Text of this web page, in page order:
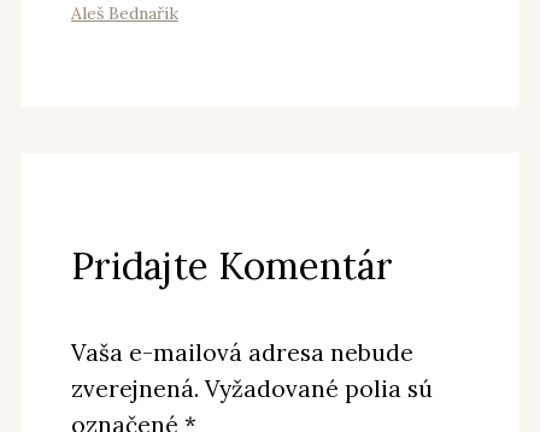
Aleš Bednařík
Pridajte Komentár
Vaša e-mailová adresa nebude
zverejnená. Vyžadované polia sú
označené *